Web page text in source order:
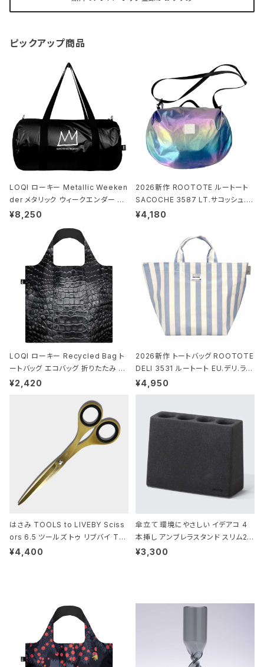
ピックアップ商品
LOQI ローキー Metallic Weeken
der メタリック ウィークエンダー ボ
ストンバッグ ショルダーバッグ JEAN
ck ジャン=ミッシェル・バスキア/クラ
ウン ブラック
¥8,250
2026新作 ROOTOTE ルートート
SACOCHE 3587 LT.サコッシュ.ル
ミエ-B ショルダーバッグ グロスネイ
¥4,180
LOQI ローキー Recycled Bag ト
ートバッグ エコバッグ 折りたたみ 大
きめ 撥水加工 収納ポーチ CROCO
¥2,420
2026新作 トートバッグ ROOTOTE
DELI 3531 ルートート EU.デリ.ラミ
ネート-W サックス・ホワイト
¥4,950
はさみ TOOLS to LIVEBY Sciss
ors 6.5 ツールズ トゥ リブバイ TL
010 シザーズ 6.5 ゴールド
¥4,400
傘立て 環境にやさしい イデアコ 4
本挿し アンブレラスタンド スリム2 i
deaco Umbrella Stand slim2 s
¥3,300